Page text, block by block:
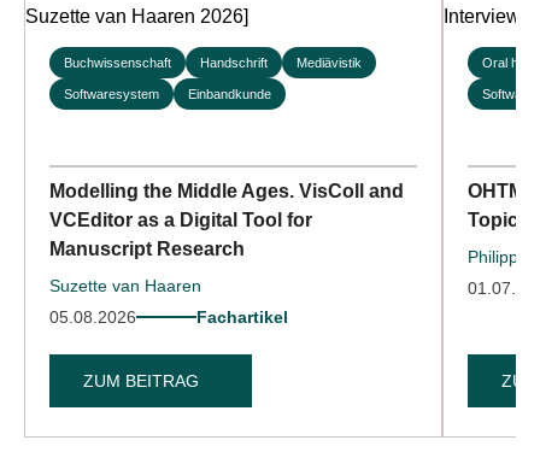
Buchwissenschaft Handschrift Mediävistik
Softwaresystem Einbandkunde
Modelling the Middle Ages. VisColl and
VCEditor as a Digital Tool for
Manuscript Research
Suzette van Haaren
05.08.2026
Fachartikel
ZUM BEITRAG
Oral
OHTM-
Topic-
Philipp